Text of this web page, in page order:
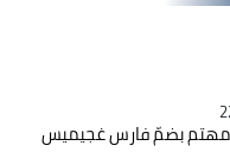
بضمّ فارس غجيميس